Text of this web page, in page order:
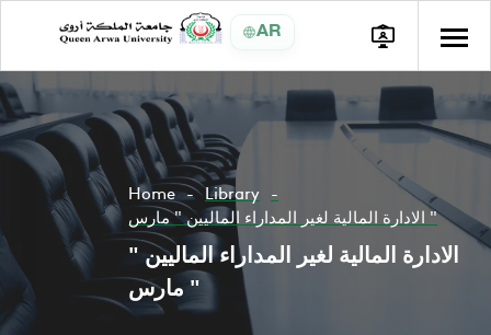
AR
Home
Library
الادارة المالية لغير المداراء الماليين " مارس "
الادارة المالية لغير المداراء الماليين "
مارس "